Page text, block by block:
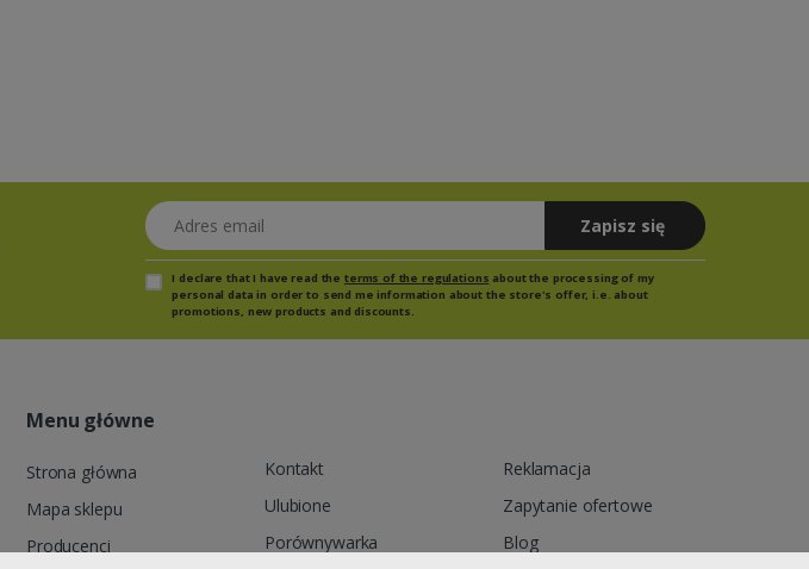
Adres email
Zapisz się
I declare that I have read the terms of the regulations about the processing of my
personal data in order to send me information about the store's offer, i.e. about
promotions, new products and discounts.
Menu główne
Strona główna
Mapa sklepu
Producenci
Kontakt
Ulubione
Porównywarka
Reklamacja
Zapytanie ofertowe
Blog